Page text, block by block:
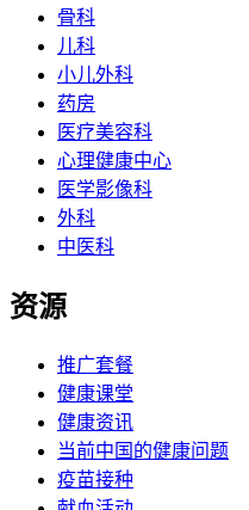
骨科
儿科
小儿外科
药房
医疗美容科
心理健康中心
医学影像科
外科
中医科
资源
推广套餐
健康课堂
健康资讯
当前中国的健康问题
疫苗接种